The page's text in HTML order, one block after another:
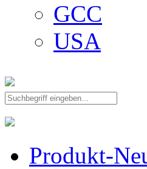
GCC
USA
Produkt-